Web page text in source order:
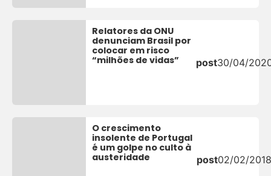
Relatores da ONU
denunciam Brasil por
colocar em risco
“milhões de vidas”
post30/04/
O crescimento
insolente de Portugal
é um golpe no culto à
austeridade
post02/02/